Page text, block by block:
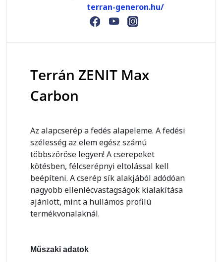
terran-generon.hu/
Terrán ZENIT Max
Carbon
Az alapcserép a fedés alapeleme. A fedési
szélesség az elem egész számú
többszöröse legyen! A cserepeket
kötésben, félcserépnyi eltolással kell
beépíteni. A cserép sík alakjából adódóan
nagyobb ellenlécvastagságok kialakítása
ajánlott, mint a hullámos profilú
termékvonalaknál.
Műszaki adatok